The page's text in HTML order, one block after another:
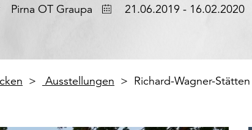
Pirna OT Graupa Datum21.06.2019 - 16.02.2020
Ausstellungen Richard-Wagner-